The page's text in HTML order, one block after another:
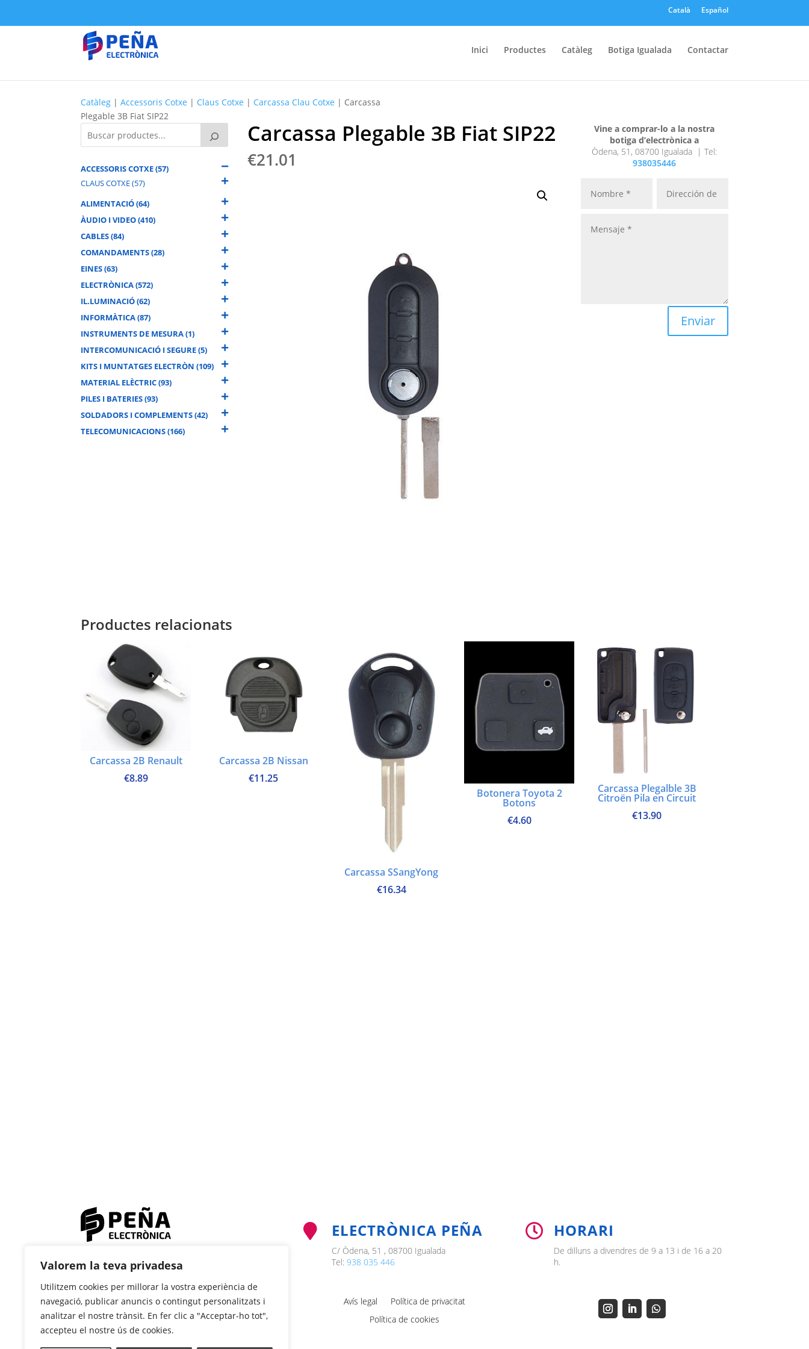
Valorem la teva privadesa
Utilitzem cookies per millorar la vostra experiència de
navegació, publicar anuncis o contingut personalitzats i
analitzar el nostre trànsit. En fer clic a "Acceptar-ho tot",
accepteu el nostre ús de cookies.
Català Español
Inici Productes Catàleg Botiga Igualada Contactar
Catàleg |Accessoris Cotxe | Claus Cotxe | Carcassa Clau Cotxe | Carcassa
Plegable 3B Fiat SIP22
ACCESSORIS COTXE (57)
CLAUS COTXE (57)
ALIMENTACIÓ (64)
ÀUDIO I VIDEO (410)
CABLES (84)
COMANDAMENTS (28)
EINES (63)
ELECTRÒNICA (572)
IL.LUMINACIÓ (62)
INFORMÀTICA (87)
INSTRUMENTS DE MESURA (1)
INTERCOMUNICACIÓ I SEGURE (5)
KITS I MUNTATGES ELECTRÒN (109)
MATERIAL ELÈCTRIC (93)
PILES I BATERIES (93)
SOLDADORS I COMPLEMENTS (42)
TELECOMUNICACIONS (166)
Carcassa Plegable 3B Fiat SIP22
€21.01
Vine a comprar-lo a la nostra
botiga d’electrònica a
Òdena, 51, 08700 Igualada |Tel:
938035446
Enviar
Productes relacionats
Carcassa 2B Renault
€8.89
Carcassa 2B Nissan
€11.25
Carcassa SSangYong
€16.34
Botonera Toyota 2
Botons
€4.60
Carcassa Plegalble 3B
Citroën Pila en Circuit
€13.90
 ELECTRÒNICA PEÑA
C/ Òdena, 51 , 08700 Igualada
Tel: 938 035 446
 HORARI
De dilluns a divendres de 9 a 13 i de 16 a 20
h.
Avís legal
Política de privacitat
Política de cookies